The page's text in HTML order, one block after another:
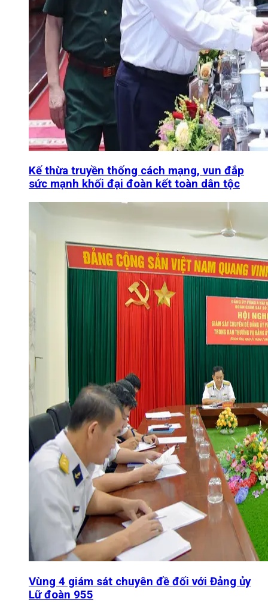
Kế thừa truyền thống cách mạng, vun đắp
sức mạnh khối đại đoàn kết toàn dân tộc
Vùng 4 giám sát chuyên đề đối với Đảng ủy
Lữ đoàn 955